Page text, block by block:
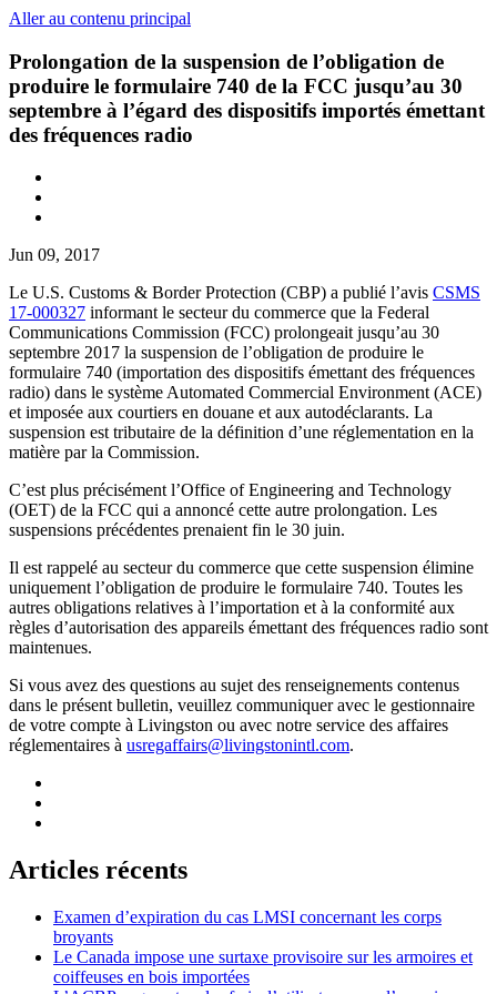
Aller au contenu principal
Prolongation de la suspension de l’obligation de
produire le formulaire 740 de la FCC jusqu’au 30
septembre à l’égard des dispositifs importés émettant
des fréquences radio
Jun 09, 2017
Le U.S. Customs & Border Protection (CBP) a publié l’avis CSMS
17-000327 informant le secteur du commerce que la Federal
Communications Commission (FCC) prolongeait jusqu’au 30
septembre 2017 la suspension de l’obligation de produire le
formulaire 740 (importation des dispositifs émettant des fréquences
radio) dans le système Automated Commercial Environment (ACE)
et imposée aux courtiers en douane et aux autodéclarants. La
suspension est tributaire de la définition d’une réglementation en la
matière par la Commission.
C’est plus précisément l’Office of Engineering and Technology
(OET) de la FCC qui a annoncé cette autre prolongation. Les
suspensions précédentes prenaient fin le 30 juin.
Il est rappelé au secteur du commerce que cette suspension élimine
uniquement l’obligation de produire le formulaire 740. Toutes les
autres obligations relatives à l’importation et à la conformité aux
règles d’autorisation des appareils émettant des fréquences radio sont
maintenues.
Si vous avez des questions au sujet des renseignements contenus
dans le présent bulletin, veuillez communiquer avec le gestionnaire
de votre compte à Livingston ou avec notre service des affaires
réglementaires à usregaffairs@livingstonintl.com.
Articles récents
Examen d’expiration du cas LMSI concernant les corps
broyants
Le Canada impose une surtaxe provisoire sur les armoires et
coiffeuses en bois importées